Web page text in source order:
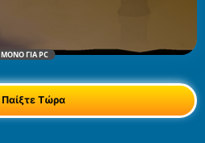
ΜΌΝΟ ΓΙΑ PC
Παίξτε Τώρα